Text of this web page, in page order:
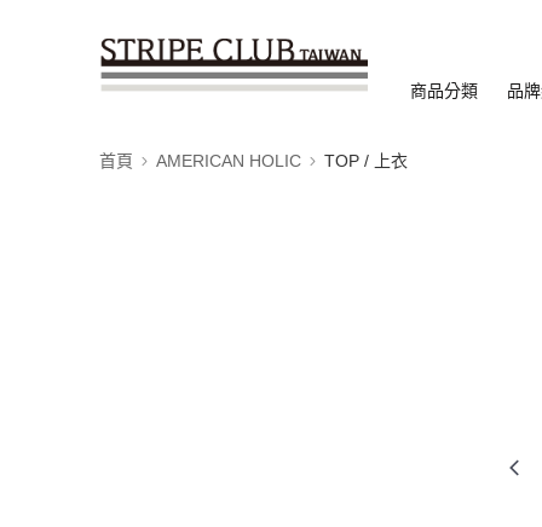
商品分類 品
首頁 AMERICAN HOLIC TOP / 上衣